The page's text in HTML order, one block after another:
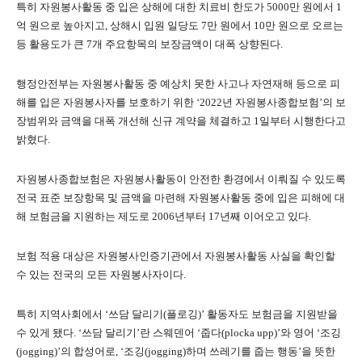
특히 자원봉사활동 중 입은 상해에 대한 치료비 한도가 5000만 원에서 1
억 원으로 높아지고, 상해시 입원 일당도 7만 원에서 10만 원으로 오르는
등 활용도가 큰 7개 주요항목의 보장금액이 대폭 상향된다.
행정안전부는 자원봉사활동 중 예상치 못한 사고나 자연재해 등으로 피
해를 입은 자원봉사자를 보호하기 위한 ‘2022년 자원봉사종합보험’의 보
장범위와 금액을 대폭 개선해 신규 계약을 체결하고 1일부터 시행한다고
밝혔다.
자원봉사종합보험은 자원봉사활동이 안전한 환경에서 이뤄질 수 있도록
전국 표준 보장항목 및 금액을 마련해 자원봉사활동 중에 입은 피해에 대
해 보험금을 지원하는 제도로 2006년부터 17년째 이어오고 있다.
보험 적용 대상은 자원봉사인증기관에서 자원봉사활동 사실을 확인할
수 있는 전국의 모든 자원봉사자이다.
특히 지역사회에서 ‘쓰담 달리기(플로깅)’ 활동자도 보험금을 지원받을
수 있게 됐다. ‘쓰담 달리기’란 스웨덴어 ‘줍다(plocka upp)’와 영어 ‘조깅
(jogging)’의 합성어로, ‘조깅(jogging)하며 쓰레기를 줍는 행동’을 뜻한